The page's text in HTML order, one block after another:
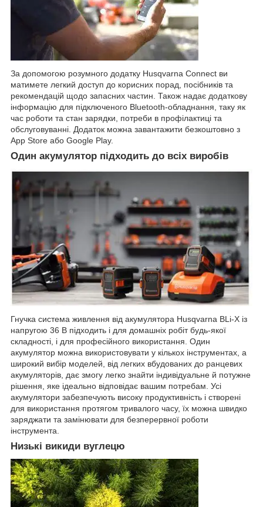
За допомогою розумного додатку Husqvarna Connect ви
матимете легкий доступ до корисних порад, посібників та
рекомендацій щодо запасних частин. Також надає додаткову
інформацію для підключеного Bluetooth-обладнання, таку як
час роботи та стан зарядки, потреби в профілактиці та
обслуговуванні. Додаток можна завантажити безкоштовно з
App Store або Google Play.
Один акумулятор підходить до всіх виробів
Гнучка система живлення від акумулятора Husqvarna BLi-X із
напругою 36 В підходить і для домашніх робіт будь-якої
складності, і для професійного використання. Один
акумулятор можна використовувати у кількох інструментах, а
широкий вибір моделей, від легких вбудованих до ранцевих
акумуляторів, дає змогу легко знайти індивідуальне й потужне
рішення, яке ідеально відповідає вашим потребам. Усі
акумулятори забезпечують високу продуктивність і створені
для використання протягом тривалого часу, їх можна швидко
заряджати та замінювати для безперервної роботи
інструмента.
Низькі викиди вуглецю